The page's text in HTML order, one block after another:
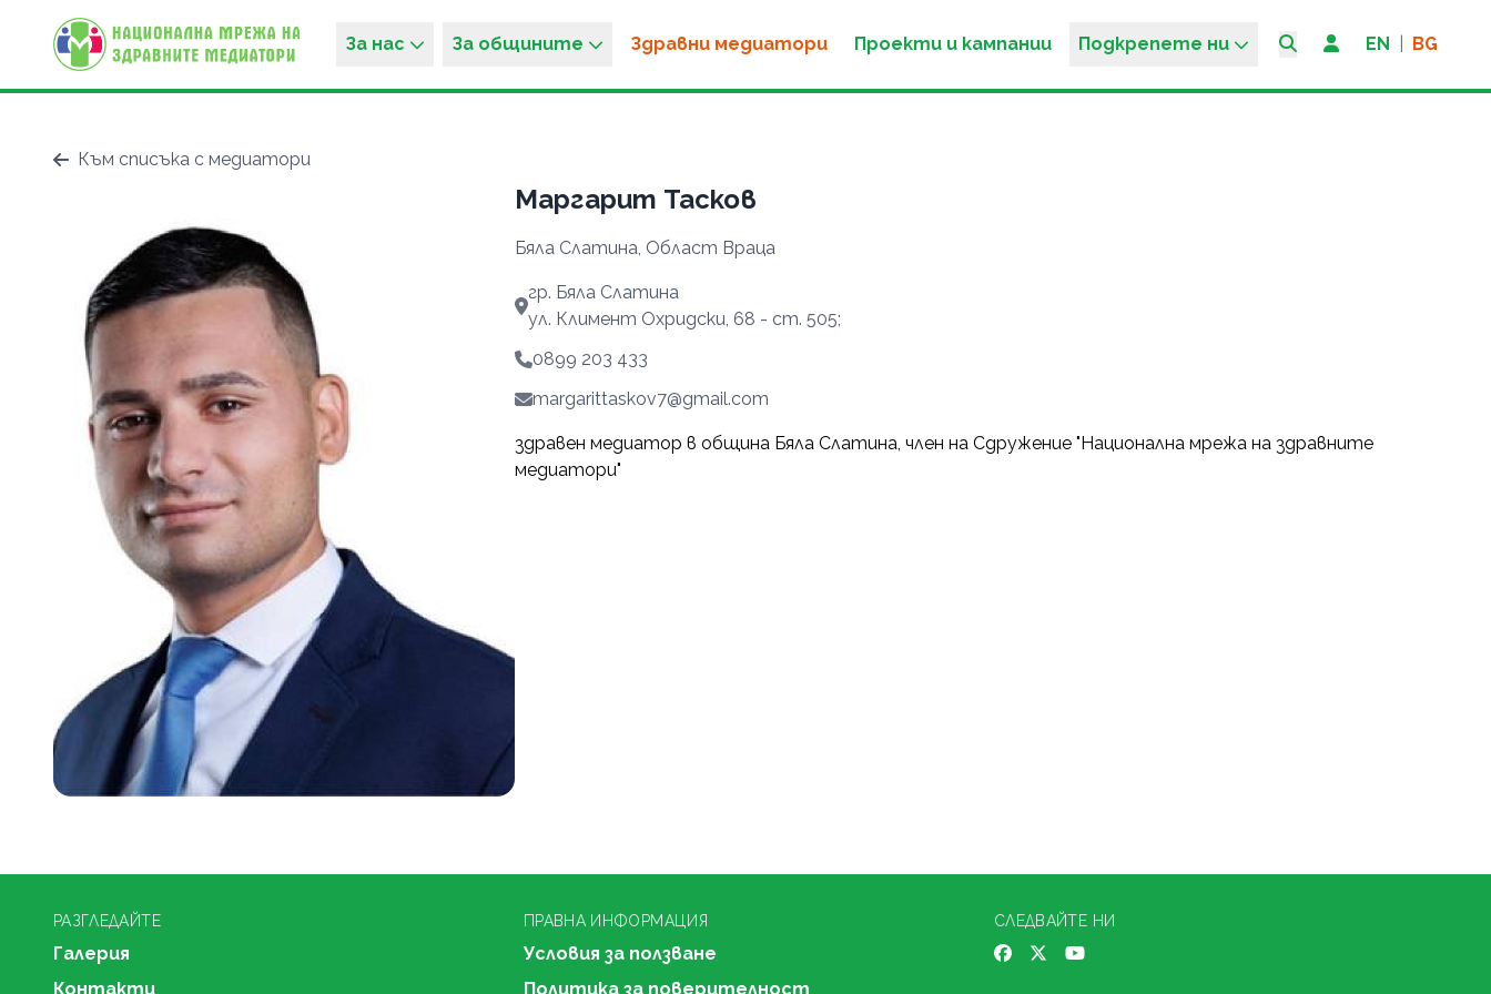
За нас За общините Здравни медиатори Проекти и кампании Подкрепете ни EN BG
Към списъка с медиатори
Маргарит Тасков
Бяла Слатина, Област Враца
гр. Бяла Слатина
ул. Климент Охридски, 68 - ст. 505;
0899 203 433
margarittaskov7@gmail.com
здравен медиатор в община Бяла Слатина, член на Сдружение "Национална мрежа на здравните
медиатори"
РАЗГЛЕДАЙТЕ
Галерия
Контакти
ПРАВНА ИНФОРМАЦИЯ
Условия за ползване
Политика за поверителност
СЛЕДВАЙТЕ НИ